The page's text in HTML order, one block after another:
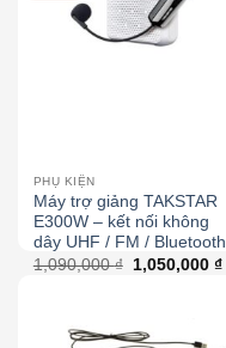
PHỤ KIỆN
Máy trợ giảng TAKSTAR
E300W – kết nối không
dây UHF / FM / Bluetooth
1,090,000₫ 1,050,000 ₫